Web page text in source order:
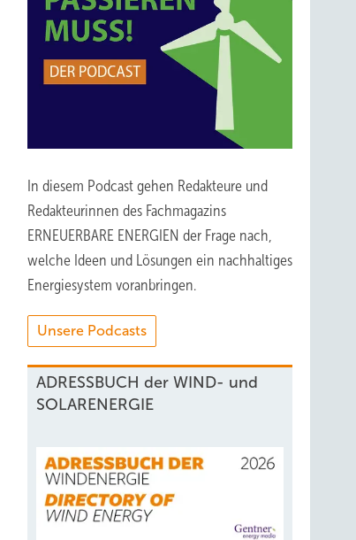
In diesem Podcast gehen Redakteure und
Redakteurinnen des Fachmagazins
ERNEUERBARE ENERGIEN der Frage nach,
welche Ideen und Lösungen ein nachhaltiges
Energiesystem voranbringen.
Unsere Podcasts
ADRESSBUCH der WIND- und
SOLARENERGIE